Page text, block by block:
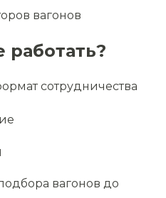
вагонов
работать?
сотрудничества
вагонов до